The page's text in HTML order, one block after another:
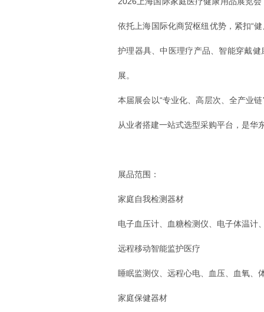
依托上海国际化商贸枢纽优势，紧扣“
护理器具、中医理疗产品、智能穿戴
展。
本届展会以“专业化、高层次、全产业
从业者搭建一站式选型采购平台，是华
展品范围：
家庭自我检测器材
电子血压计、血糖检测仪、电子体温计
远程移动智能监护医疗
睡眠监测仪、远程心电、血压、血氧、
家庭保健器材